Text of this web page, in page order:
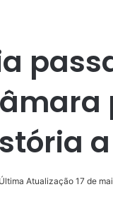
Última Atualização 17 de